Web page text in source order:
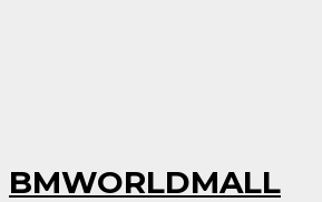
BMWORLDMALL